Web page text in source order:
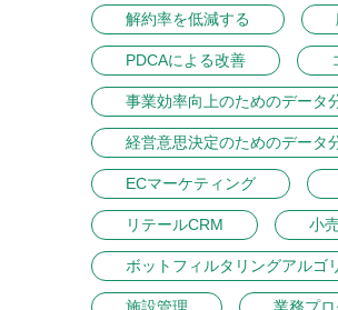
解約率を低減する
PDCAによる改善
事業効率向上のためのデータ
経営意思決定のためのデータ
ECマーケティング
リテールCRM 小
ボットフィルタリングアルゴ